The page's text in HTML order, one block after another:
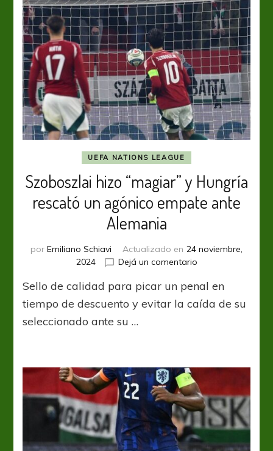
UEFA NATIONS LEAGUE
Szoboszlai hizo “magiar” y Hungría
rescató un agónico empate ante
Alemania
por Emiliano Schiavi Actualizado en 24 noviembre,
2024
Dejá un comentarioen
hizo
“magiar”
ante
Alemania
Sello de calidad para picar un penal en
tiempo de descuento y evitar la caída de su
seleccionado ante su …